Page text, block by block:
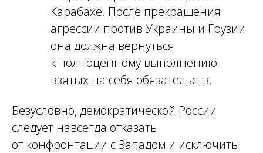
Карабахе. После прекращения
агрессии против Украины и Грузии
она должна вернуться
к полноценному выполнению
взятых на себя обязательств.
Безусловно, демократической России
следует навсегда отказать
от конфронтации с Западом и исключить